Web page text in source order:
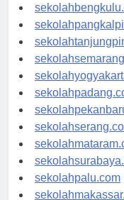
sekolahaceh.com
sekolahpalu.com